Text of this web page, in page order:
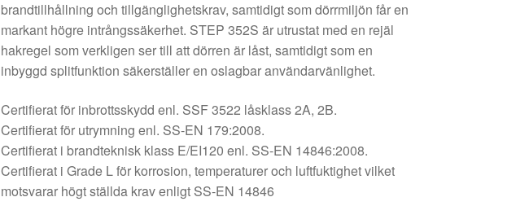
brandtillhållning och tillgänglighetskrav, samtidigt som dörrmiljön får en
markant högre intrångssäkerhet. STEP 352S är utrustat med en rejäl
hakregel som verkligen ser till att dörren är låst, samtidigt som en
inbyggd splitfunktion säkerställer en oslagbar användarvänlighet.
Certifierat för inbrottsskydd enl. SSF 3522 låsklass 2A, 2B.
Certifierat för utrymning enl. SS-EN 179:2008.
Certifierat i brandteknisk klass E/EI120 enl. SS-EN 14846:2008.
Certifierat i Grade L för korrosion, temperaturer och luftfuktighet vilket
motsvarar högt ställda krav enligt SS-EN 14846